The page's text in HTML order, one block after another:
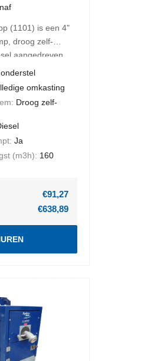
(1101) is een 4"
droog zelf-
aangedreven.
is 160 m3
gemonteerd op
volledige
gedempt.
omkasting
Droog zelf-
Ja
(m3h): 160
€91,27
€638,89